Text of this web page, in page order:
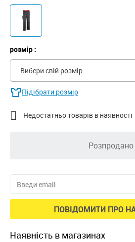
розмір :
Вибери свій розмір
Підібрати розмір
 Недостатньо товарів в наявності
Розпродано
ПОВІДОМИТИ ПРО
наявність в магазинах